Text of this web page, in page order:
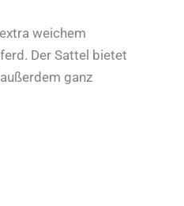
weichem
Der Sattel bietet
ganz